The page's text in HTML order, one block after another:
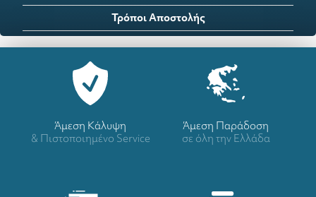
Τρόποι Αποστολής
Άμεση Κάλυψη
& Πιστοποιημένο Service
Άμεση Παράδοση
σε όλη την Ελλάδα